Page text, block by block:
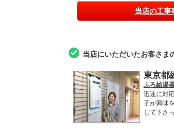
当店の工事
当店にいただいたお客さま
東京都
ふろ給湯
迅速に対
子が興味
して下さ